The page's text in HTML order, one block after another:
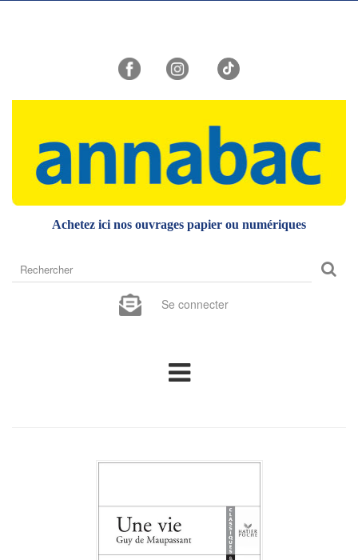
Achetez ici nos ouvrages papier ou numériques
sur
site
Se connecter